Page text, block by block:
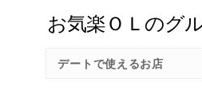
デートで使えるお店